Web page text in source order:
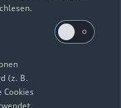
(z. B.